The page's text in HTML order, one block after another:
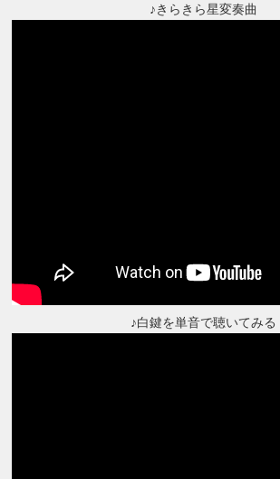
♪きらきら星変奏曲
♪白鍵を単音で聴いてみる